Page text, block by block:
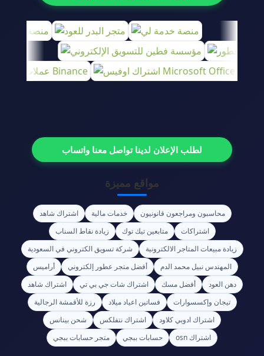
لطلب الإعلان لدينا تواصل معنا واتساب
مواقع مميزة
محاسبون ومراجعون قانونيون خدمات مالية
اشتراك شاهد
اشتراكات
متابعين تيك توك
زيادة نقاط السناب
زيادة مبيعات المتاجر الالكترونية
شركة تسويق الكتروني في السعودية
المهندس نبيل محمد الدم
أفضل متجر عطور إلكتروني
أراميس
دهن العود
أفضل مسك اشتراك شات جي بي تي
اشتراك شاهد
تيجان وإكسسوارات
فساتين اعياد ميلاد
رزة للأقمشة الرجالية
اشتراك ادوبي كلاود
اشتراك نتفلكس
شحن بينانس
اشتراك osn
حسابات ببجي متجر حسابات ببجي